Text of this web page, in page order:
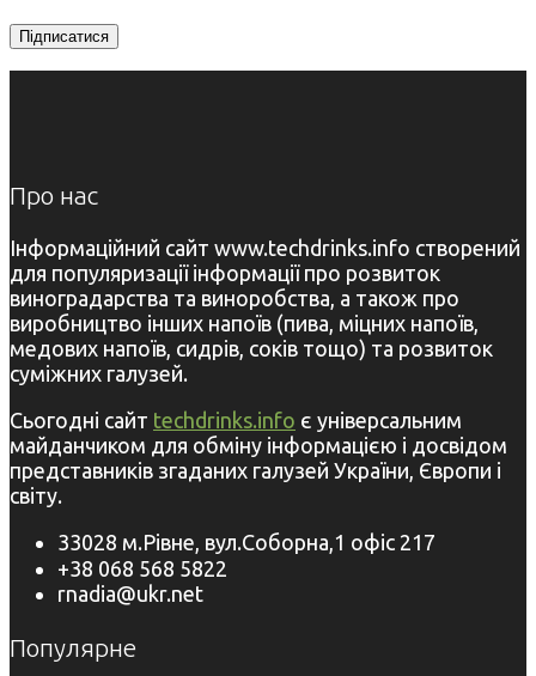
Про нас
Інформаційний сайт www.techdrinks.info створений
для популяризації інформації про розвиток
виноградарства та виноробства, а також про
виробництво інших напоїв (пива, міцних напоїв,
медових напоїв, сидрів, соків тощо) та розвиток
суміжних галузей.
Сьогодні сайт techdrinks.info є універсальним
майданчиком для обміну інформацією і досвідом
представників згаданих галузей України, Європи і
світу.
33028 м.Рівне, вул.Соборна,1 офіс 217
+38 068 568 5822
rnadia@ukr.net
Популярне